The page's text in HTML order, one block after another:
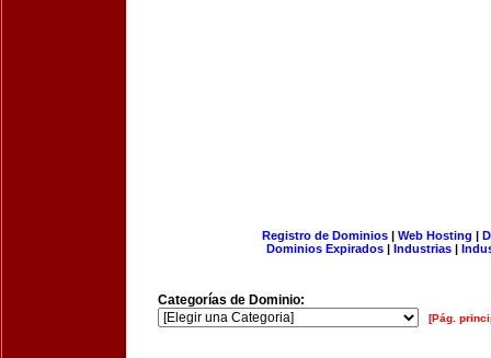
Registro de Dominios| Web Hosting |
Dominios Expirados | Industrias |
Categorías de Dominio:
[Pág.